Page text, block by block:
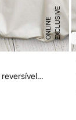
E
X
C
L
U
SI
V
E
O
N
L
I
N
E
Capa nórdica algodão percal reversível. Cama 105-110 cm.